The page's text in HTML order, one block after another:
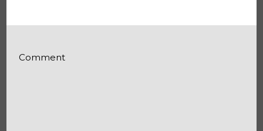
Comment